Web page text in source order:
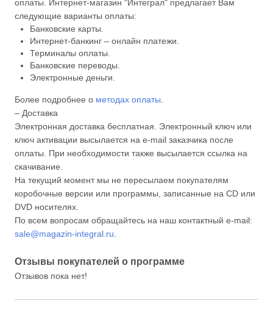
оплаты. Интернет-магазин "Интеграл" предлагает Вам
следующие варианты оплаты:
Банковские карты.
Интернет-банкинг – онлайн платежи.
Терминалы оплаты.
Банковские переводы.
Электронные деньги.
Более подробнее о методах оплаты
– Доставка
Электронная доставка бесплатная. Электронный ключ или
ключ активации высылается на e-mail заказчика после
оплаты. При необходимости также высылается ссылка на
скачивание.
На текущий момент мы не пересылаем покупателям
коробочные версии или программы, записанные на CD или
DVD носителях.
По всем вопросам обращайтесь на наш контактный e-mail:
sale@magazin-integral.ru
Отзывы покупателей о программе
Отзывов пока нет!